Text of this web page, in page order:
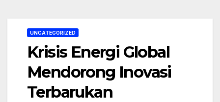
UNCATEGORIZED
Krisis Energi Global
Mendorong Inovasi
Terbarukan